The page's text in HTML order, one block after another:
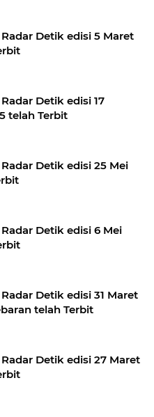
Detik edisi 5 Maret
Detik edisi 17
telah Terbit
Detik edisi 25 Mei
Detik edisi 6 Mei
Detik edisi 31 Maret
telah Terbit
Detik edisi 27 Maret